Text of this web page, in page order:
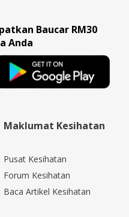
Baucar RM30
Anda
Maklumat Kesihatan
Pusat Kesihatan
Forum Kesihatan
Baca Artikel Kesihatan